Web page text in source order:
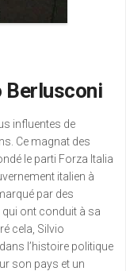
Berlusconi
influentes de
Ce magnat des
le parti Forza Italia
italien à
par des
ont conduit à sa
cela, Silvio
l’histoire politique
son pays et un